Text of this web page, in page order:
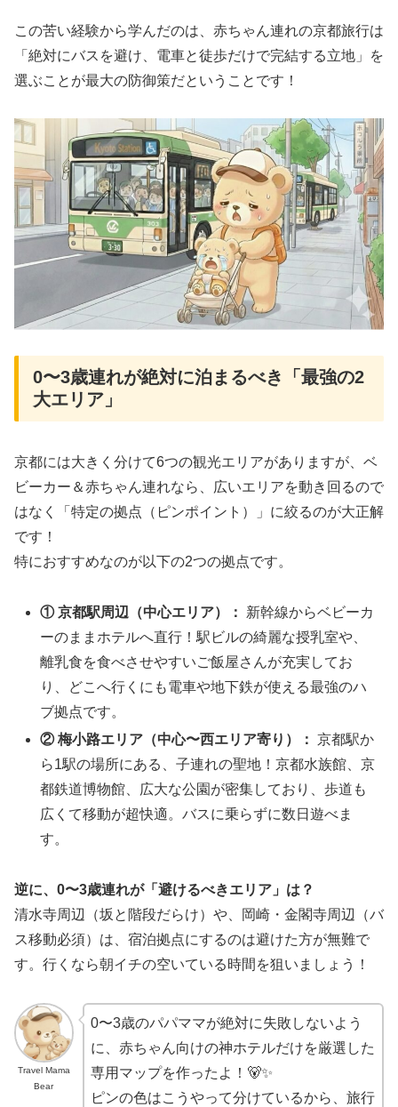
この苦い経験から学んだのは、赤ちゃん連れの京都旅行は
「絶対にバスを避け、電車と徒歩だけで完結する立地」を
選ぶことが最大の防御策だということです！
0〜3歳連れが絶対に泊まるべき「最強の2
大エリア」
京都には大きく分けて6つの観光エリアがありますが、ベ
ビーカー＆赤ちゃん連れなら、広いエリアを動き回るので
はなく「特定の拠点（ピンポイント）」に絞るのが大正解
です！
特におすすめなのが以下の2つの拠点です。
① 京都駅周辺（中心エリア）：
新幹線からベビーカ
ーのままホテルへ直行！駅ビルの綺麗な授乳室や、
離乳食を食べさせやすいご飯屋さんが充実してお
り、どこへ行くにも電車や地下鉄が使える最強のハ
ブ拠点です。
② 梅小路エリア（中心〜西エリア寄り）： 京都駅か
ら1駅の場所にある、子連れの聖地！京都水族館、京
都鉄道博物館、広大な公園が密集しており、歩道も
広くて移動が超快適。バスに乗らずに数日遊べま
す。
逆に、0〜3歳連れが「避けるべきエリア」は？
清水寺周辺（坂と階段だらけ）や、岡崎・金閣寺周辺（バ
ス移動必須）は、宿泊拠点にするのは避けた方が無難で
す。行くなら朝イチの空いている時間を狙いましょう！
Travel Mama
Bear
0〜3歳のパパママが絶対に失敗しないよう
に、赤ちゃん向けの神ホテルだけを厳選した
専用マップを作ったよ！🐻✨
ピンの色はこうやって分けているから、旅行